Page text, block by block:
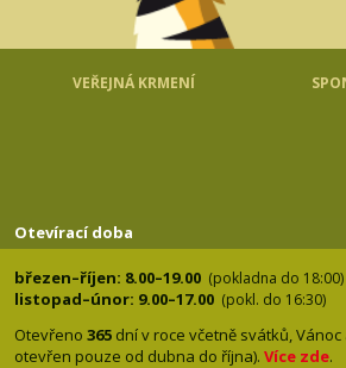
VEŘEJNÁ KRMENÍ
Otevírací doba
březen–říjen: 8.00–19.00 (pokladna do 18:00)
listopad–únor: 9.00–17.00 (pokl. do 16:30)
Otevřeno 365 dní v roce včetně svátků,
otevřen pouze od dubna do října). Více zde.